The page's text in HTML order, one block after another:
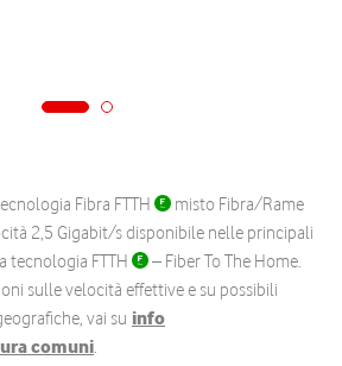
Fibra FTTH
misto Fibra/Rame
2,5 Gigabit/s disponibile nelle principali
tecnologia FTTH
– Fiber To The Home.
sulle velocità effettive e su possibili
vai su info
comuni.